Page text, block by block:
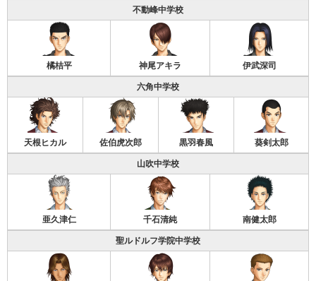
不動峰中学校
橘桔平 神尾アキラ 伊武深司
六角中学校
天根ヒカル 佐伯虎次郎 黒羽春風 葵剣太郎
山吹中学校
亜久津仁 千石清純 南健太郎
聖ルドルフ学院中学校